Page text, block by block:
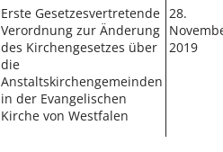
Erste Gesetzesvertretende
Verordnung zur Änderung
des Kirchengesetzes über
die
Anstaltskirchengemeinden
in der Evangelischen
Kirche von Westfalen
28.
2019